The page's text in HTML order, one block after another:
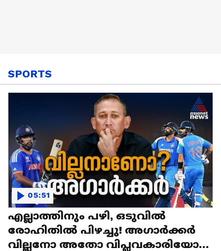
SPORTS
എല്ലാത്തിനും പഴി, ഒടുവില്‍
രോഹിതില്‍ പിഴച്ചു! അഗാര്‍ക്കർ
വില്ലനോ അതോ വിപ്ലവകാരിയോ? |
05:51